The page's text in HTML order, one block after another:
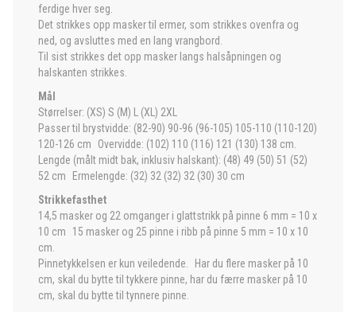
ferdige hver seg.
Det strikkes opp masker til ermer, som strikkes ovenfra og
ned, og avsluttes med en lang vrangbord.
Til sist strikkes det opp masker langs halsåpningen og
halskanten strikkes.
Mål
Størrelser: (XS) S (M) L (XL) 2XL
Passer til brystvidde: (82-90) 90-96 (96-105) 105-110 (110-120)
120-126 cm Overvidde: (102) 110 (116) 121 (130) 138 cm.
Lengde (målt midt bak, inklusiv halskant): (48) 49 (50) 51 (52)
52 cm Ermelengde: (32) 32 (32) 32 (30) 30 cm
Strikkefasthet
14,5 masker og 22 omganger i glattstrikk på pinne 6 mm = 10 x
10 cm 15 masker og 25 pinne i ribb på pinne 5 mm = 10 x 10
cm.
Pinnetykkelsen er kun veiledende. Har du flere masker på 10
cm, skal du bytte til tykkere pinne, har du færre masker på 10
cm, skal du bytte til tynnere pinne.